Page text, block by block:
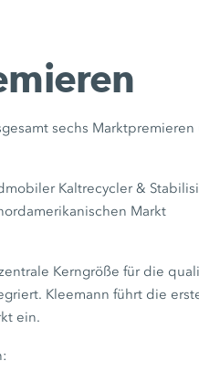
sechs Marktpremieren
Kaltrecycler &
Markt
Kerngröße für die
Kleemann führt die
ein.